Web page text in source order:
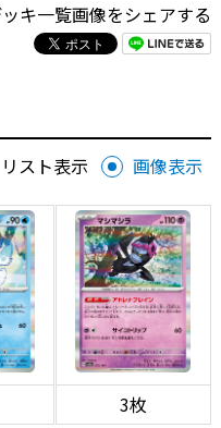
キ一覧画像をシェアする
リスト表示 画像表示
3枚